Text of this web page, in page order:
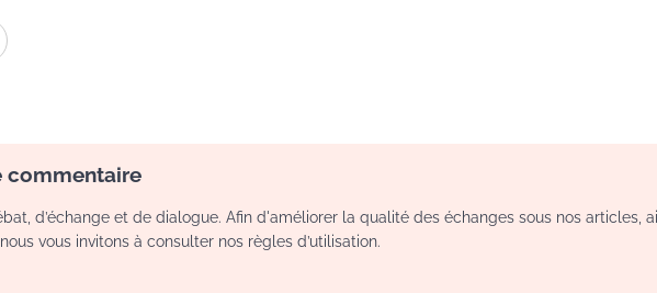
commentaire
d’échange et de dialogue. Afin d'améliorer la qualité des échanges sous nos articles,
vous invitons à consulter nos règles d’utilisation.